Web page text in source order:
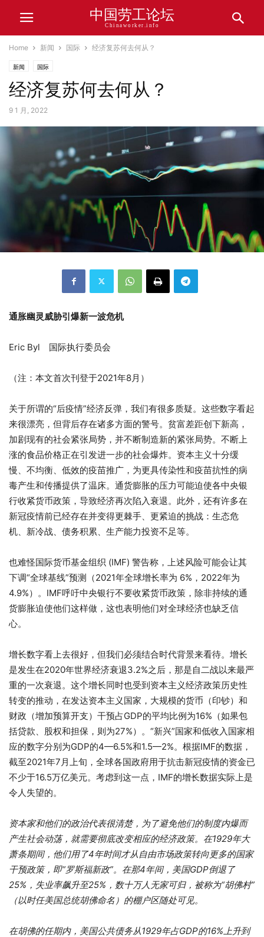
中国劳工论坛
Chinaworker.info
Home 新闻 国际 经济复苏何去何从？
新闻 国际
经济复苏何去何从？
9 1 月, 2022
通胀幽灵威胁引爆新一波危机
Eric Byl 国际执行委员会
（注：本文首次刊登于2021年8月）
关于所谓的“后疫情”经济反弹，我们有很多质疑。这些数字看起
来很漂亮，但背后存在诸多方面的警号。贫富差距创下新高，
加剧现有的社会紧张局势，并不断制造新的紧张局势。不断上
涨的食品价格正在引发进一步的社会爆炸。资本主义十分缓
慢、不均衡、低效的疫苗推广，为更具传染性和疫苗抗性的病
毒产生和传播提供了温床。通货膨胀的压力可能迫使各中央银
行收紧货币政策，导致经济再次陷入衰退。此外，还有许多在
新冠疫情前已经存在并变得更棘手、更紧迫的挑战：生态危
机、新冷战、债务积累、生产能力投资不足等。
也难怪国际货币基金组织 (IMF) 警告称，上述风险可能会让其
下调“全球基线”预测（2021年全球增长率为 6%，2022年为
4.9%）。IMF呼吁中央银行不要收紧货币政策，除非持续的通
货膨胀迫使他们这样做，这也表明他们对全球经济也缺乏信
心。
增长数字看上去很好，但我们必须结合时代背景来看待。增长
是发生在2020年世界经济衰退3.2%之后，那是自二战以来最严
重的一次衰退。这个增长同时也受到资本主义经济政策历史性
转变的推动，在发达资本主义国家，大规模的货币（印钞）和
财政（增加预算开支）干预占GDP的平均比例为16%（如果包
括贷款、股权和担保，则为27%）。“新兴”国家和低收入国家相
应的数字分别为GDP的4—6.5%和1.5—2%。根据IMF的数据，
截至2021年7月上旬，全球各国政府用于抗击新冠疫情的资金已
不少于16.5万亿美元。考虑到这一点，IMF的增长数据实际上是
令人失望的。
资本家和他们的政治代表很清楚，为了避免他们的制度内爆而
产生社会动荡，就需要彻底改变相应的经济政策。在1929年大
萧条期间，他们用了4年时间才从自由市场政策转向更多的国家
干预政策，即“罗斯福新政”。在那4年间，美国GDP倒退了
25% ，失业率飙升至25% ，数十万人无家可归，被称为“胡佛村”
（以时任美国总统胡佛命名）的棚户区随处可见。
在胡佛的任期内，美国公共债务从1929年占GDP的16% 上升到